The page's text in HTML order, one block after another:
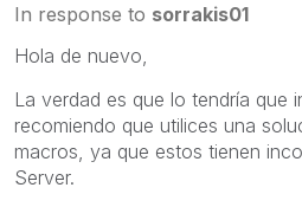
In response to sorrakis01
Hola de nuevo,
La verdad es que lo tendría que
recomiendo que utilices una
macros, ya que estos tienen
Server.